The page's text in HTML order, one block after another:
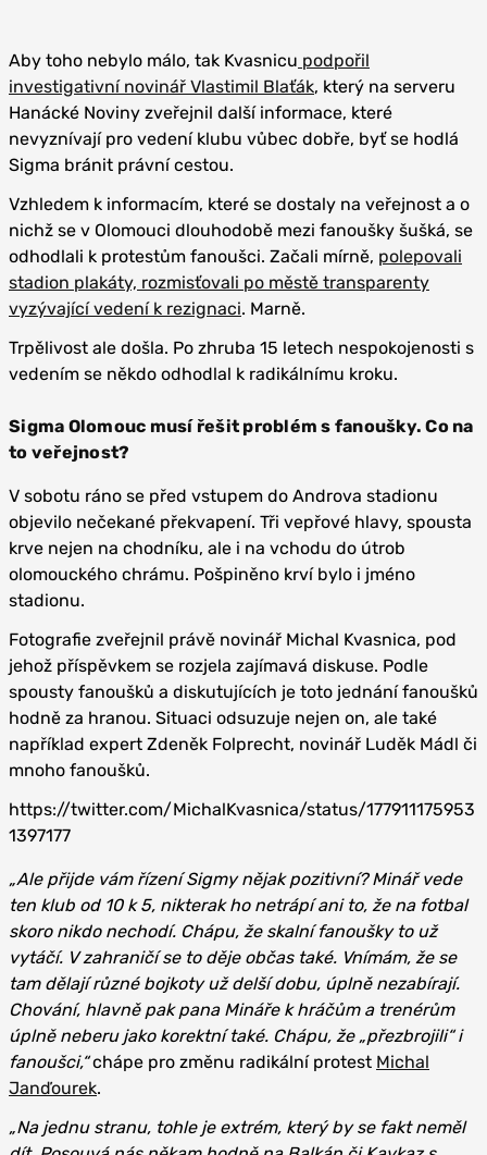
Aby toho nebylo málo, tak Kvasnicu podpořil
investigativní novinář Vlastimil Blaťák, který na serveru
Hanácké Noviny zveřejnil další informace, které
nevyznívají pro vedení klubu vůbec dobře, byť se hodlá
Sigma bránit právní cestou.
Vzhledem k informacím, které se dostaly na veřejnost a o
nichž se v Olomouci dlouhodobě mezi fanoušky šušká, se
odhodlali k protestům fanoušci. Začali mírně, polepovali
stadion plakáty, rozmisťovali po městě transparenty
vyzývající vedení k rezignaci. Marně.
Trpělivost ale došla. Po zhruba 15 letech nespokojenosti s
vedením se někdo odhodlal k radikálnímu kroku.
Sigma Olomouc musí řešit problém s fanoušky. Co na
to veřejnost?
V sobotu ráno se před vstupem do Androva stadionu
objevilo nečekané překvapení. Tři vepřové hlavy, spousta
krve nejen na chodníku, ale i na vchodu do útrob
olomouckého chrámu. Pošpiněno krví bylo i jméno
stadionu.
Fotografie zveřejnil právě novinář Michal Kvasnica, pod
jehož příspěvkem se rozjela zajímavá diskuse. Podle
spousty fanoušků a diskutujících je toto jednání fanoušků
hodně za hranou. Situaci odsuzuje nejen on, ale také
například expert Zdeněk Folprecht, novinář Luděk Mádl či
mnoho fanoušků.
https://twitter.com/MichalKvasnica/status/177911175953
1397177
„Ale přijde vám řízení Sigmy nějak pozitivní? Minář vede
ten klub od 10 k 5, nikterak ho netrápí ani to, že na fotbal
skoro nikdo nechodí. Chápu, že skalní fanoušky to už
vytáčí. V zahraničí se to děje občas také. Vnímám, že se
tam dělají různé bojkoty už delší dobu, úplně nezabírají.
Chování, hlavně pak pana Mináře k hráčům a trenérům
úplně neberu jako korektní také. Chápu, že „přezbrojili“ i
fanoušci,“chápe pro změnu radikální protest Michal
Janďourek.
„Na jednu stranu, tohle je extrém, který by se fakt neměl